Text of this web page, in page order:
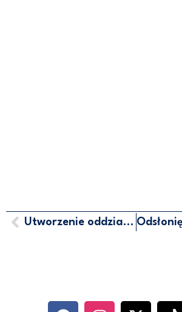
Utworzenie oddziałów przygotowania wojskowego